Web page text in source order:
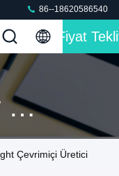
86--18620586540
Fiyat
[
Çevrimiçi Üretici